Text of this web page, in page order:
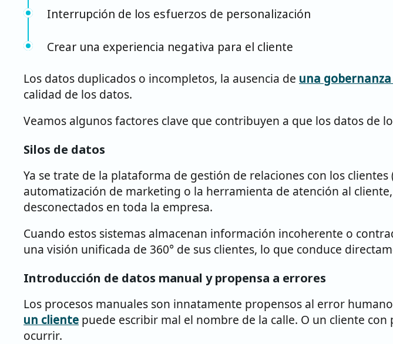
Interrupción de los esfuerzos de personalización
Crear una experiencia negativa para el cliente
Los datos duplicados o incompletos, la ausencia de una
calidad de los datos.
Veamos algunos factores clave que contribuyen a que los datos de
Silos de datos
Ya se trate de la plataforma de gestión de relaciones con los
automatización de marketing o la herramienta de atención al
desconectados en toda la empresa.
Cuando estos sistemas almacenan información incoherente o
una visión unificada de 360° de sus clientes, lo que conduce
Introducción de datos manual y propensa a errores
Los procesos manuales son innatamente propensos al error
un cliente puede escribir mal el nombre de la calle. O un cliente
ocurrir.